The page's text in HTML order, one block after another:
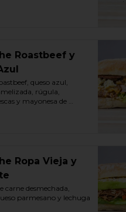
Roastbeef y
queso azul,
rúgula,
y mayonesa de
Ropa Vieja y
carne desmechada,
parmesano y lechuga